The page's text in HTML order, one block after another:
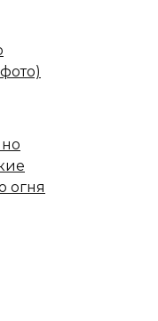
огня